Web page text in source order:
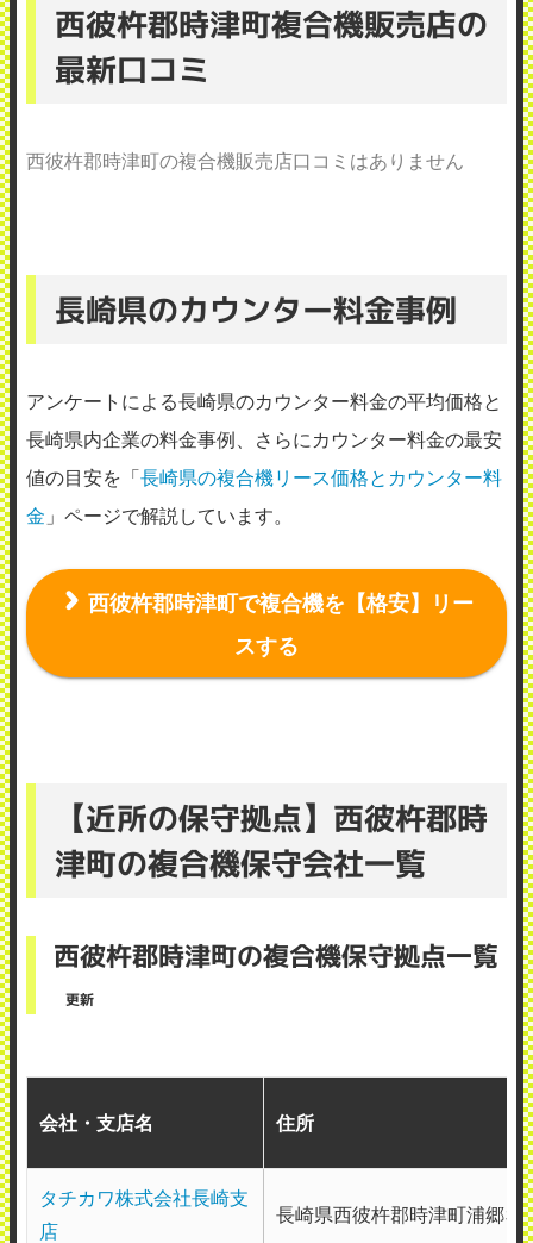
西彼杵郡時津町複合機販売店の
最新口コミ
西彼杵郡時津町の複合機販売店口コミはありません
長崎県のカウンター料金事例
アンケートによる長崎県のカウンター料金の平均価格と
長崎県内企業の料金事例、さらにカウンター料金の最安
値の目安を「長崎県の複合機リース価格とカウンター料
金 」ページで解説しています。
西彼杵郡時津町で複合機を【格安】リー
スする
【近所の保守拠点】西彼杵郡時
津町の複合機保守会社一覧
西彼杵郡時津町の複合機保守拠点一覧
更新
会社・支店名 住所
タチカワ株式会社長崎支
店
長崎県西彼杵郡時津町浦郷